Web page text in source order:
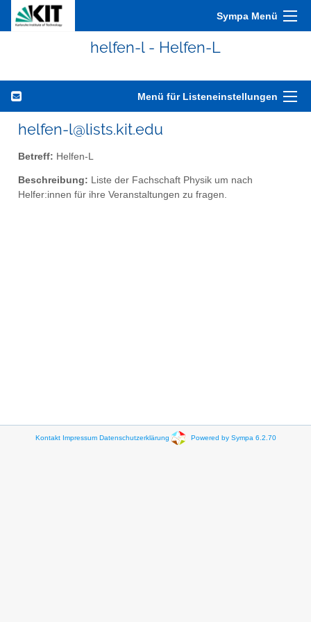
Sympa Menü
helfen-l - Helfen-L
Menü für Listeneinstellungen
helfen-l@lists.kit.edu
Betreff: Helfen-L
Beschreibung: Liste der Fachschaft Physik um nach
Helfer:innen für ihre Veranstaltungen zu fragen.
Kontakt Impressum Datenschutzerklärung Powered by Sympa 6.2.70